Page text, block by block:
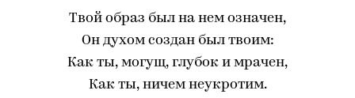
Твой образ был на нем означен,
Он духом создан был твоим:
Как ты, могущ, глубок и мрачен,
Как ты, ничем неукротим.